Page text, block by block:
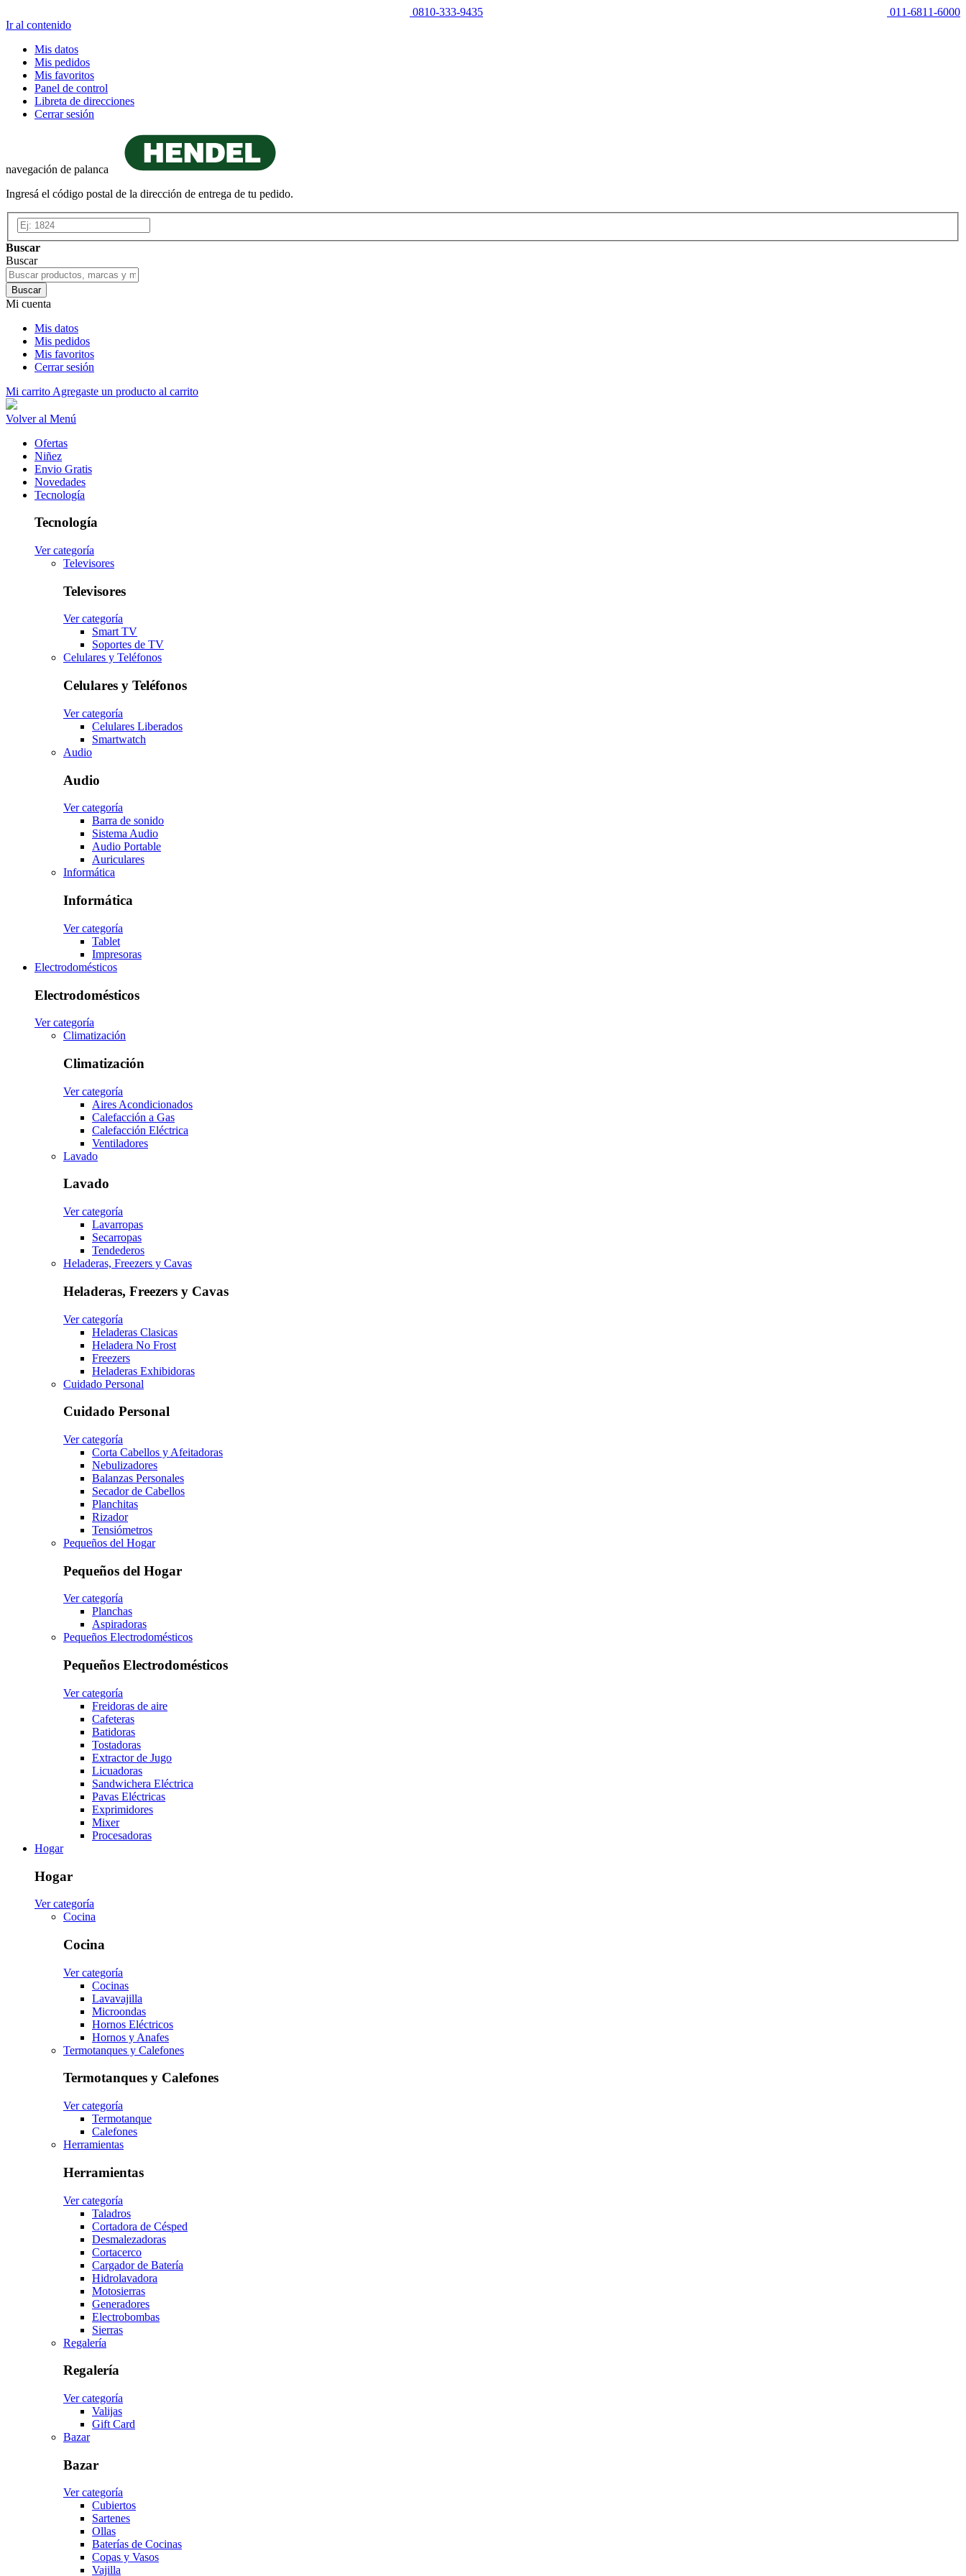
0810-333-9435
011-6811-6000
Ir al contenido
Mis datos
Mis pedidos
Mis favoritos
Panel de control
Libreta de direcciones
Cerrar sesión
navegación de palanca
Ingresá el código postal de la dirección de entrega de tu pedido.
Buscar
Buscar
Buscar
Mi cuenta
Mis datos
Mis pedidos
Mis favoritos
Cerrar sesión
Mi carrito Agregaste un producto al carrito
Volver al Menú
Ofertas
Niñez
Envio Gratis
Novedades
Tecnología
Tecnología
Ver categoría
Televisores
Televisores
Ver categoría
Smart TV
Soportes de TV
Celulares y Teléfonos
Celulares y Teléfonos
Ver categoría
Celulares Liberados
Smartwatch
Audio
Audio
Ver categoría
Barra de sonido
Sistema Audio
Audio Portable
Auriculares
Informática
Informática
Ver categoría
Tablet
Impresoras
Electrodomésticos
Electrodomésticos
Ver categoría
Climatización
Climatización
Ver categoría
Aires Acondicionados
Calefacción a Gas
Calefacción Eléctrica
Ventiladores
Lavado
Lavado
Ver categoría
Lavarropas
Secarropas
Tendederos
Heladeras, Freezers y Cavas
Heladeras, Freezers y Cavas
Ver categoría
Heladeras Clasicas
Heladera No Frost
Freezers
Heladeras Exhibidoras
Cuidado Personal
Cuidado Personal
Ver categoría
Corta Cabellos y Afeitadoras
Nebulizadores
Balanzas Personales
Secador de Cabellos
Planchitas
Rizador
Tensiómetros
Pequeños del Hogar
Pequeños del Hogar
Ver categoría
Planchas
Aspiradoras
Pequeños Electrodomésticos
Pequeños Electrodomésticos
Ver categoría
Freidoras de aire
Cafeteras
Batidoras
Tostadoras
Extractor de Jugo
Licuadoras
Sandwichera Eléctrica
Pavas Eléctricas
Exprimidores
Mixer
Procesadoras
Hogar
Hogar
Ver categoría
Cocina
Cocina
Ver categoría
Cocinas
Lavavajilla
Microondas
Hornos Eléctricos
Hornos y Anafes
Termotanques y Calefones
Termotanques y Calefones
Ver categoría
Termotanque
Calefones
Herramientas
Herramientas
Ver categoría
Taladros
Cortadora de Césped
Desmalezadoras
Cortacerco
Cargador de Batería
Hidrolavadora
Motosierras
Generadores
Electrobombas
Sierras
Regalería
Regalería
Ver categoría
Valijas
Gift Card
Bazar
Bazar
Ver categoría
Cubiertos
Sartenes
Ollas
Baterías de Cocinas
Copas y Vasos
Vajilla